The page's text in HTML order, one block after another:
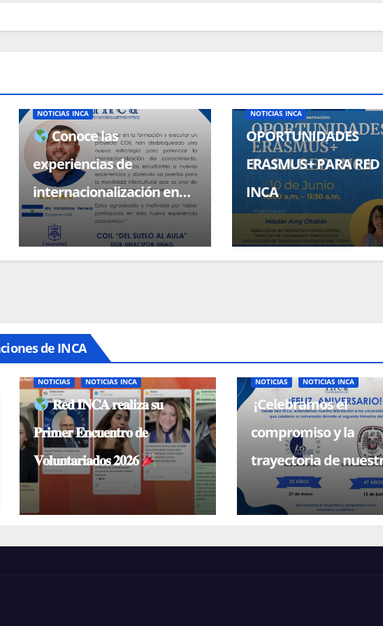
BECAS, CONVOCATORIAS NOTICIAS
NOTICIAS INCA
Conoce las
experiencias de
internacionalización en
casa a través de COIL.
BECAS, CONVOCATORIAS
NOTICIAS INCA
OPORTUNIDADES
ERASMUS+ PARA RED
INCA
de INCA
NOTICIAS NOTICIAS INCA
𝐑𝐞𝐝 𝐈𝐍𝐂𝐀 𝐫𝐞𝐚𝐥𝐢𝐳𝐚 𝐬𝐮
𝐏𝐫𝐢𝐦𝐞𝐫 𝐄𝐧𝐜𝐮𝐞𝐧𝐭𝐫𝐨 𝐝𝐞
𝐕𝐨𝐥𝐮𝐧𝐭𝐚𝐫𝐢𝐚𝐝𝐨𝐬 𝟐𝟎𝟐𝟔
NOTICIAS NOTICIAS INCA
¡Celebramos el
compromiso y la
trayectoria de
universidades